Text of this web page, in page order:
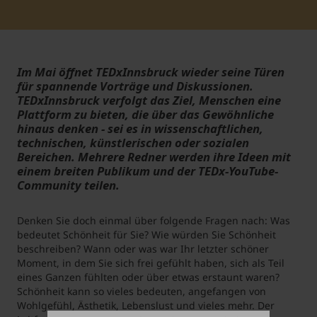
Student Support
Unterkünfte
Internationalization at Home
Kurse auf Englisch
Im Mai öffnet TEDxInnsbruck wieder seine Türen
für spannende Vorträge und Diskussionen.
TEDxInnsbruck verfolgt das Ziel, Menschen eine
Plattform zu bieten, die über das Gewöhnliche
hinaus denken - sei es in wissenschaftlichen,
technischen, künstlerischen oder sozialen
Bereichen. Mehrere Redner werden ihre Ideen mit
einem breiten Publikum und der TEDx-YouTube-
Community teilen.
Denken Sie doch einmal über folgende Fragen nach: Was
bedeutet Schönheit für Sie? Wie würden Sie Schönheit
beschreiben? Wann oder was war Ihr letzter schöner
Moment, in dem Sie sich frei gefühlt haben, sich als Teil
eines Ganzen fühlten oder über etwas erstaunt waren?
Schönheit kann so vieles bedeuten, angefangen von
Wohlgefühl, Ästhetik, Lebenslust und vieles mehr. Der